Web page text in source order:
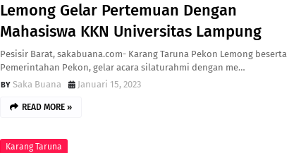
Lemong Gelar Pertemuan Dengan
Mahasiswa KKN Universitas Lampung
Pesisir Barat, sakabuana.com- Karang Taruna Pekon Lemong beserta
Pemerintahan Pekon, gelar acara silaturahmi dengan me…
Saka Buana
Januari 15, 2023
READ MORE »
Karang Taruna